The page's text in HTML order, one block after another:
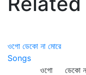
ওগো ডেকো না মোরে
Songs
ওগো ডেকো না